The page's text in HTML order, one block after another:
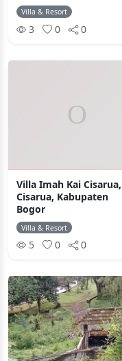
Villa & Resort
3 0 0
Villa Imah Kai Cisarua,
Cisarua, Kabupaten
Bogor
Villa & Resort
5 0 0